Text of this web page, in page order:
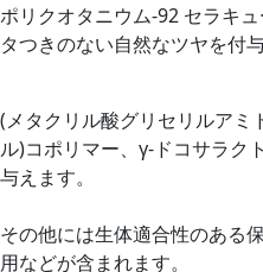
ポリクオタニウム-92 セラキ
タつきのない自然なツヤを付与
(メタクリル酸グリセリルアミ
ル)コポリマー、γ-ドコサラク
与えます。
その他には生体適合性のある
用などが含まれます。